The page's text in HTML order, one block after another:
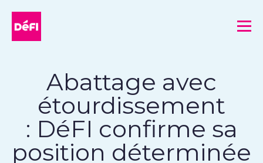
Abattage avec
étourdissement
: DéFI confirme sa
position déterminée